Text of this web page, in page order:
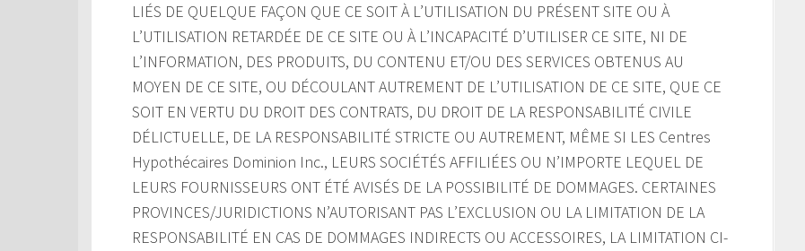
LIÉS DE QUELQUE FAÇON QUE CE SOIT À L’UTILISATION DU PRÉSENT SITE OU À
L’UTILISATION RETARDÉE DE CE SITE OU À L’INCAPACITÉ D’UTILISER CE SITE, NI DE
L’INFORMATION, DES PRODUITS, DU CONTENU ET/OU DES SERVICES OBTENUS AU
MOYEN DE CE SITE, OU DÉCOULANT AUTREMENT DE L’UTILISATION DE CE SITE, QUE CE
SOIT EN VERTU DU DROIT DES CONTRATS, DU DROIT DE LA RESPONSABILITÉ CIVILE
DÉLICTUELLE, DE LA RESPONSABILITÉ STRICTE OU AUTREMENT, MÊME SI LES Centres
Hypothécaires Dominion Inc., LEURS SOCIÉTÉS AFFILIÉES OU N’IMPORTE LEQUEL DE
LEURS FOURNISSEURS ONT ÉTÉ AVISÉS DE LA POSSIBILITÉ DE DOMMAGES. CERTAINES
PROVINCES/JURIDICTIONS N’AUTORISANT PAS L’EXCLUSION OU LA LIMITATION DE LA
RESPONSABILITÉ EN CAS DE DOMMAGES INDIRECTS OU ACCESSOIRES, LA LIMITATION CI-